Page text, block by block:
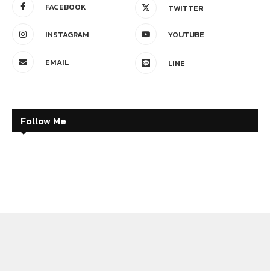
FACEBOOK TWITTER
INSTAGRAM YOUTUBE
EMAIL LINE
Follow Me